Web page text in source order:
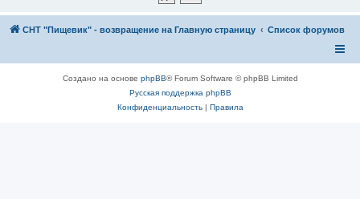
СНТ "Пищевик" - возвращение на Главную страницу Список форумов
Создано на основе phpBB® Forum Software © phpBB Limited
Русская поддержка phpBB
Конфиденциальность| Правила